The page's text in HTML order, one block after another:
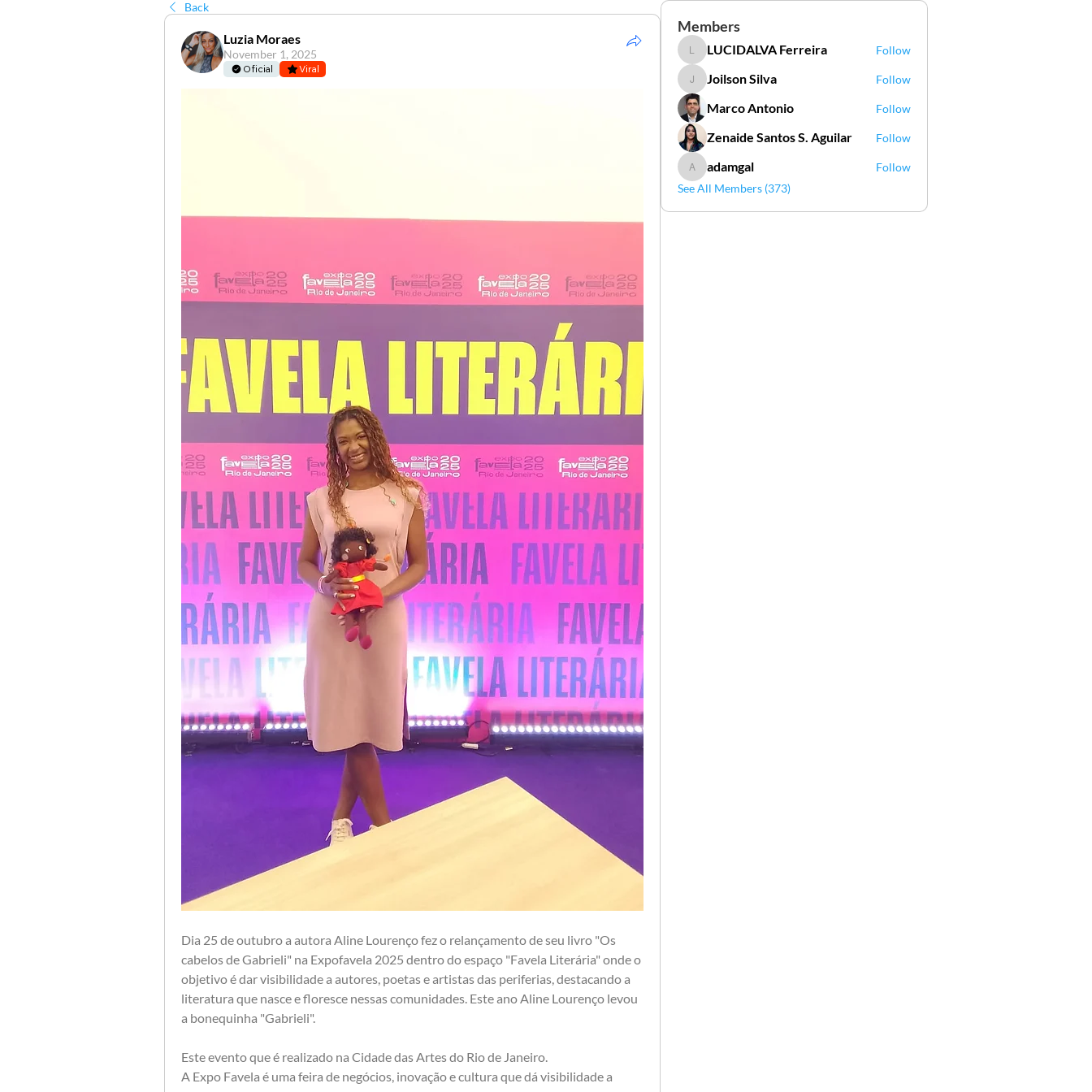
Back
Luzia Moraes
November 1, 2025
Oficial Viral
Dia 25 de outubro a autora Aline Lourenço fez o relançamento de seu livro "Os
cabelos de Gabrieli" na Expofavela 2025 dentro do espaço "Favela Literária" onde o
objetivo é dar visibilidade a autores, poetas e artistas das periferias, destacando a
literatura que nasce e floresce nessas comunidades. Este ano Aline Lourenço levou
a bonequinha "Gabrieli".
Este evento que é realizado na Cidade das Artes do Rio de Janeiro.
A Expo Favela é uma feira de negócios, inovação e cultura que dá visibilidade a
Members
LUCIDALVA Ferreira
LUCIDALVA Ferreira Follow
Joilson Silva
Joilson Silva Follow
Marco Antonio Follow
Zenaide Santos S. Aguilar Follow
adamgal
adamgal
Follow
See All Members (373)